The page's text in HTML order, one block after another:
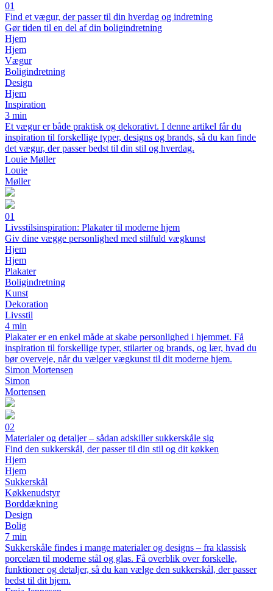
01
Find et vægur, der passer til din hverdag og indretning
Gør tiden til en del af din boligindretning
Hjem
Hjem
Vægur
Boligindretning
Design
Hjem
Inspiration
3 min
Et vægur er både praktisk og dekorativt. I denne artikel får du
inspiration til forskellige typer, designs og brands, så du kan finde
det vægur, der passer bedst til din stil og hverdag.
Louie Møller
Louie
Møller
01
Livsstilsinspiration: Plakater til moderne hjem
Giv dine vægge personlighed med stilfuld vægkunst
Hjem
Hjem
Plakater
Boligindretning
Kunst
Dekoration
Livsstil
4 min
Plakater er en enkel måde at skabe personlighed i hjemmet. Få
inspiration til forskellige typer, stilarter og brands, og lær, hvad du
bør overveje, når du vælger vægkunst til dit moderne hjem.
Simon Mortensen
Simon
Mortensen
02
Materialer og detaljer – sådan adskiller sukkerskåle sig
Find den sukkerskål, der passer til din stil og dit køkken
Hjem
Hjem
Sukkerskål
Køkkenudstyr
Borddækning
Design
Bolig
7 min
Sukkerskåle findes i mange materialer og designs – fra klassisk
porcelæn til moderne stål og glas. Få overblik over forskelle,
funktioner og detaljer, så du kan vælge den sukkerskål, der passer
bedst til dit hjem.